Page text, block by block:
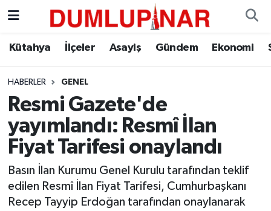
Kütahya İlçeler Asayiş Gündem Ekonomi
HABERLER GENEL
Resmi Gazete'de
yayımlandı: Resmî İlan
Fiyat Tarifesi onaylandı
Basın İlan Kurumu Genel Kurulu tarafından teklif
edilen Resmî İlan Fiyat Tarifesi, Cumhurbaşkanı
Recep Tayyip Erdoğan tarafından onaylanarak
Asayiş
Diğer
Dünya
Eğitim
Ekonomi
Eleman
Kütahya Hava Durumu
Kütahya Trafik Yoğunluk Haritası
Süper Lig Puan Durumu ve Fikstür
Tüm Manşetler
Son Dakika Haberleri
Haber Arşivi